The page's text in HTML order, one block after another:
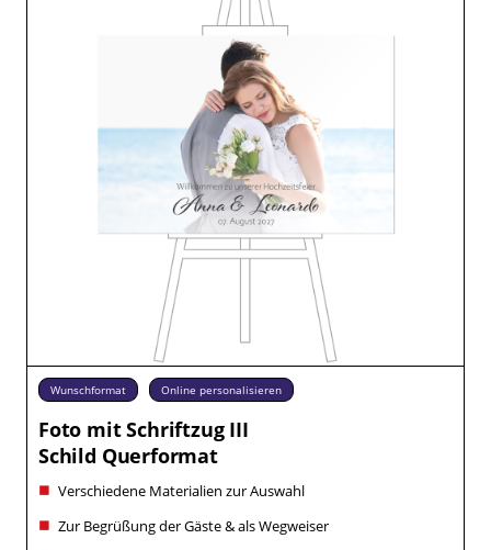
Wunschformat Online personalisieren
Foto mit Schriftzug III
Schild Querformat
Verschiedene Materialien zur Auswahl
Zur Begrüßung der Gäste & als Wegweiser